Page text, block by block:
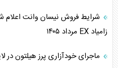
ترامپ و توهم خلع سلاح حماس
چرا کویت به دنبال شریک امنیتی
اعتراف غرب به قدرت ایران در
شرایط فروش نیسان وانت اعلام
زامیاد EX مرداد ۱۴۰۵
ماجرای خودآزاری پرز هیلتون در